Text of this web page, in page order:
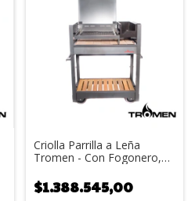
Criolla Parrilla a Leña
Tromen - Con Fogonero,
$1.388.545,00